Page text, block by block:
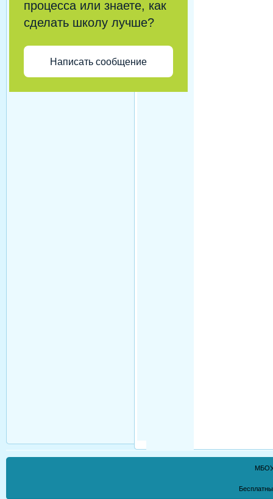
процесса или знаете, как
сделать школу лучше?
Написать сообщение